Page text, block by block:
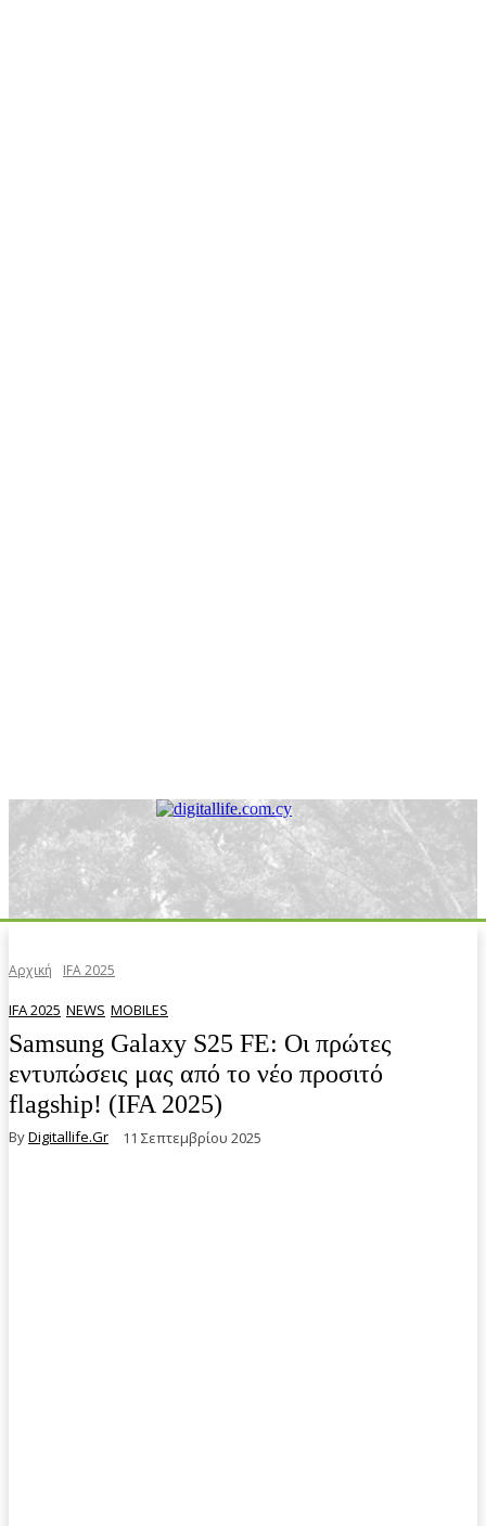
Αρχική IFA 2025
IFA 2025 NEWS MOBILES
Samsung Galaxy S25 FE: Οι πρώτες
εντυπώσεις μας από το νέο προσιτό
flagship! (IFA 2025)
ByDigitallife.gr 11 Σεπτεμβρίου 2025